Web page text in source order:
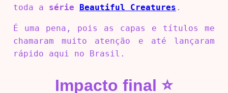
toda a série Beautiful Creatures .
É uma pena, pois as capas e títulos me
chamaram muito atenção e até lançaram
rápido aqui no Brasil.
Impacto final ⭐